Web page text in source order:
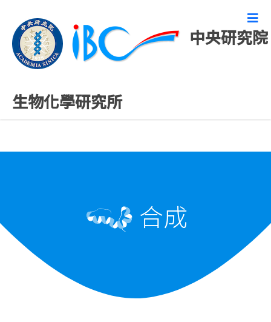
中央研究院
生物化學研究所化學設施
合成